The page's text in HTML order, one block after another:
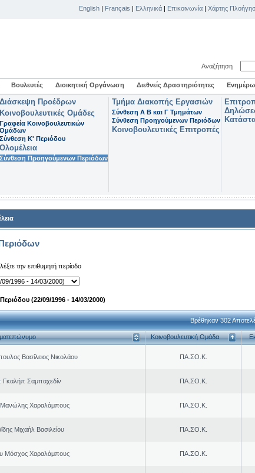
English | Français | Ελληνικά | Επικοινωνία | Χάρτης
Αναζήτηση
Βουλευτές Διοικητική Οργάνωση Διεθνείς Δραστηριότητες
Διάσκεψη Προέδρων
Κοινοβουλευτικές Ομάδες
Γραφεία Κοινοβουλευτικών
Ομάδων
Σύνθεση K' Περιόδου
Ολομέλεια
Σύνθεση Προηγούμενων Περιόδων
Τμήμα Διακοπής Εργασιών
Σύνθεση Α Β και Γ Τμημάτων
Σύνθεση Προηγούμενων Περιόδων
Κοινοβουλευτικές Επιτροπές
την επιθυμητή περίοδο
(22/09/1996 - 14/03/2000)
Βρέθηκαν 302
Κοινοβουλευτική Ομάδα
Βασίλειος Νικολάου ΠΑ.ΣΟ.Κ.
Γκαλήπ Σαμπαχεδίν ΠΑ.ΣΟ.Κ.
Χαραλάμπους ΠΑ.ΣΟ.Κ.
Μιχαήλ Βασιλείου ΠΑ.ΣΟ.Κ.
Μόσχος Χαραλάμπους ΠΑ.ΣΟ.Κ.